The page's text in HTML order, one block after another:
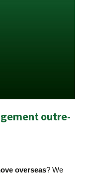
outre-
overseas? We